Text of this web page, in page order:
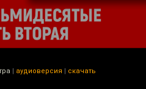
| аудиоверсия | скачать